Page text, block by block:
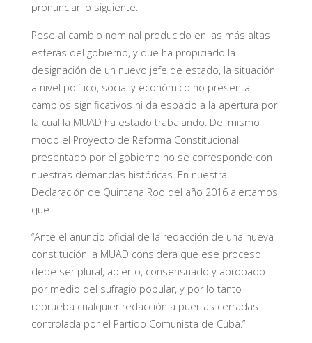
pronunciar lo siguiente.
Pese al cambio nominal producido en las más altas
esferas del gobierno, y que ha propiciado la
designación de un nuevo jefe de estado, la situación
a nivel político, social y económico no presenta
cambios significativos ni da espacio a la apertura por
la cual la MUAD ha estado trabajando. Del mismo
modo el Proyecto de Reforma Constitucional
presentado por el gobierno no se corresponde con
nuestras demandas históricas. En nuestra
Declaración de Quintana Roo del año 2016 alertamos
que:
“Ante el anuncio oficial de la redacción de una nueva
constitución la MUAD considera que ese proceso
debe ser plural, abierto, consensuado y aprobado
por medio del sufragio popular, y por lo tanto
reprueba cualquier redacción a puertas cerradas
controlada por el Partido Comunista de Cuba.”